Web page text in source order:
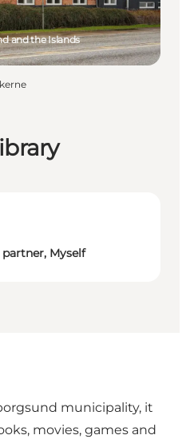
Myself
and the Islands
municipality, it
movies, games and